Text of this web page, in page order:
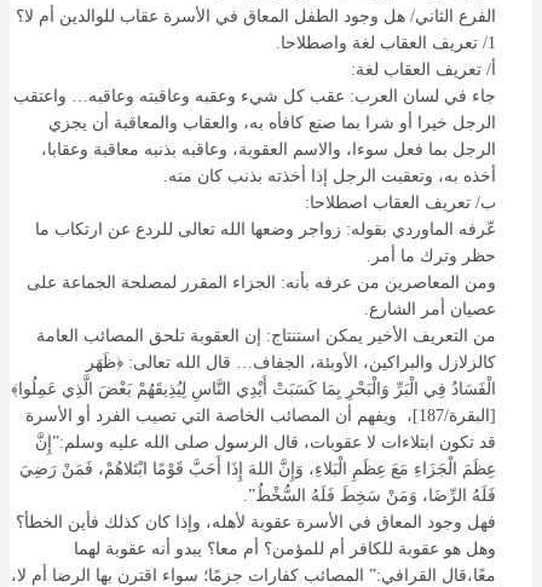
الفرع الثاني/ هل وجود الطفل المعاق في الأسرة عقاب للوالدين أم لا؟
1/ تعريف العقاب لغة واصطلاحا.
أ/ تعريف العقاب لغة:
جاء في لسان العرب: عقب كل شيء وعقبه وعاقبته وعاقبه… واعتقب
الرجل خيرا أو شرا بما صنع كافأه به، والعقاب والمعاقبة أن يجزي
الرجل بما فعل سوءا، والاسم العقوبة، وعاقبه بذنبه معاقبة وعقابا،
أخذه به، وتعقبت الرجل إذا أخذته بذنب كان منه.
ب/ تعريف العقاب اصطلاحا:
عّرفه الماوردي بقوله: زواجر وضعها الله تعالى للردع عن ارتكاب ما
حظر وترك ما أمر.
ومن المعاصرين من عرفه بأنه: الجزاء المقرر لمصلحة الجماعة على
عصيان أمر الشارع.
من التعريف الأخير يمكن استنتاج: إن العقوبة تلحق المصائب العامة
كالزلازل والبراكين، الأوبئة، الجفاف… قال الله تعالى: ﴿ظَهَر
الْفَسَادُ فِي الْبَرِّ وَالْبَحْرِ بِمَا كَسَبَتْ أَيْدِي النَّاسِ لِيُذِيقَهُمْ بَعْضَ الَّذِي عَمِلُوا﴾
[البقرة/187]، ويفهم أن المصائب الخاصة التي تصيب الفرد أو الأسرة
قد تكون ابتلاءات لا عقوبات، قال الرسول صلى الله عليه وسلم:”إِنَّ
عِظَمَ الْجَزَاءِ مَعَ عِظَمِ الْبَلاءِ، وَإِنَّ اللهَ إِذَا أَحَبَّ قَوْمًا ابْتَلاهُمْ، فَمَنْ رَضِيَ
فَلَهُ الرِّضَا، وَمَنْ سَخِطَ فَلَهُ السُّخْطُ”.
فهل وجود المعاق في الأسرة عقوبة لأهله، وإذا كان كذلك فأين الخطأ؟
وهل هو عقوبة للكافر أم للمؤمن؟ أم معا؟ يبدو أنه عقوبة لهما
معًا،قال القرافي:” المصائب كفارات جزمًا؛ سواء اقترن بها الرضا أم لا،